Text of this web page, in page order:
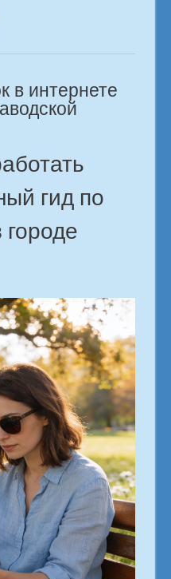
в интернете
гид по